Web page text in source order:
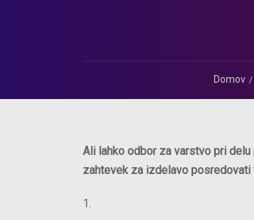
Domov
Ali lahko odbor za varstvo pri
zahtevek za izdelavo posredovati
1.